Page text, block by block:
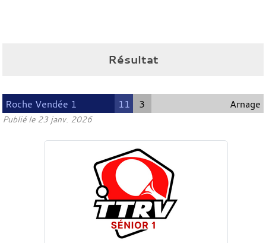
Résultat
Roche Vendée 1 11 3 Arnage
Publié le 23 janv. 2026